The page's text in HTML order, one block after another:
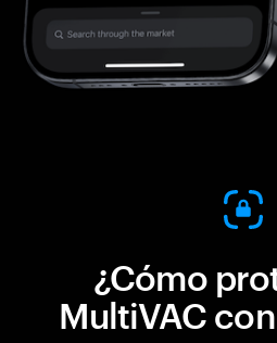
¿Cómo
MultiVAC